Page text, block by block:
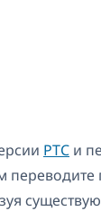
PTC и